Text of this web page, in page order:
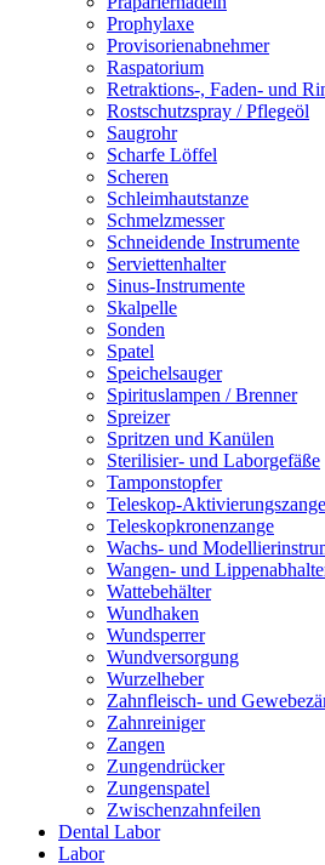
Prophylaxe
Provisorienabnehmer
Raspatorium
Retraktions-, Faden- und
Rostschutzspray / Pflegeöl
Saugrohr
Scharfe Löffel
Scheren
Schleimhautstanze
Schmelzmesser
Schneidende Instrumente
Serviettenhalter
Sinus-Instrumente
Skalpelle
Sonden
Spatel
Speichelsauger
Spirituslampen / Brenner
Spreizer
Spritzen und Kanülen
Sterilisier- und Laborgefäße
Tamponstopfer
Teleskop-Aktivierungszange
Teleskopkronenzange
Wachs- und
Wangen- und
Wattebehälter
Wundhaken
Wundsperrer
Wundversorgung
Wurzelheber
Zahnfleisch- und
Zahnreiniger
Zangen
Zungendrücker
Zungenspatel
Zwischenzahnfeilen
Dental Labor
Labor